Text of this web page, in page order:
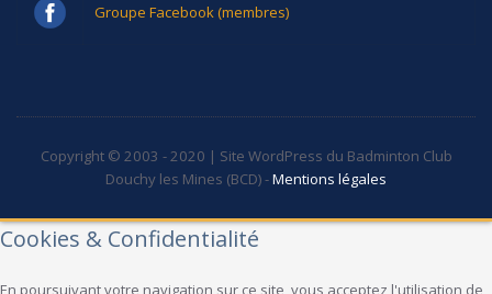
Groupe Facebook (membres)
Copyright © 2003 - 2020 | Site WordPress du Badminton Club
Douchy les Mines (BCD) -Mentions légales
Cookies & Confidentialité
En poursuivant votre navigation sur ce site, vous acceptez l'utilisation de